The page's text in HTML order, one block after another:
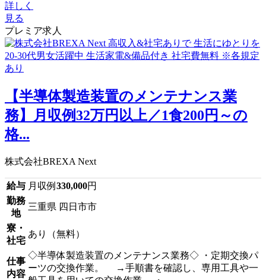
詳しく
見る
プレミア求人
【半導体製造装置のメンテナンス業
務】月収例32万円以上／1食200円～の
格...
株式会社BREXA Next
給与 月収例 330,000円
勤務
地
三重県 四日市市
寮・
社宅
あり（無料）
仕事
内容
◇半導体製造装置のメンテナンス業務◇ ・定期交換パ
ーツの交換作業。 →手順書を確認し、専用工具や一